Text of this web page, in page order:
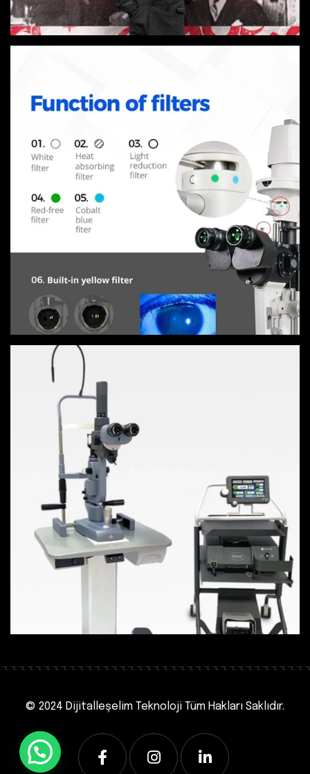
© 2024 Dijitalleşelim Teknoloji Tüm Hakları Saklıdır.